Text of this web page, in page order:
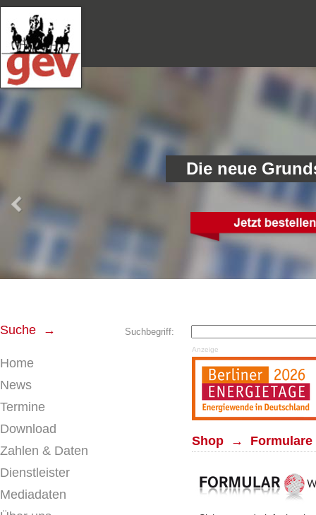
Suche → Suchbegriff:
Home
News
Termine
Download
Zahlen & Daten
Dienstleister
Mediadaten
Anzeige
Shop → Formulare
Die neue